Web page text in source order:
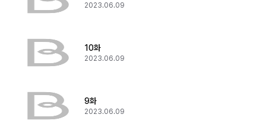
2023.06.09
10화
2023.06.09
9화
2023.06.09